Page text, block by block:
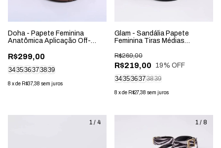
Doha - Papete Feminina
Anatômica Aplicação Off-
R$299,00
343536373839
8 xde R$37,38 sem juros
Glam - Sandália Papete
Feminina Tiras Médias
R$219,00
R$269,00
19% OFF
343536373839
8 xde R$27,38 sem juros
1 / 4 1 / 8